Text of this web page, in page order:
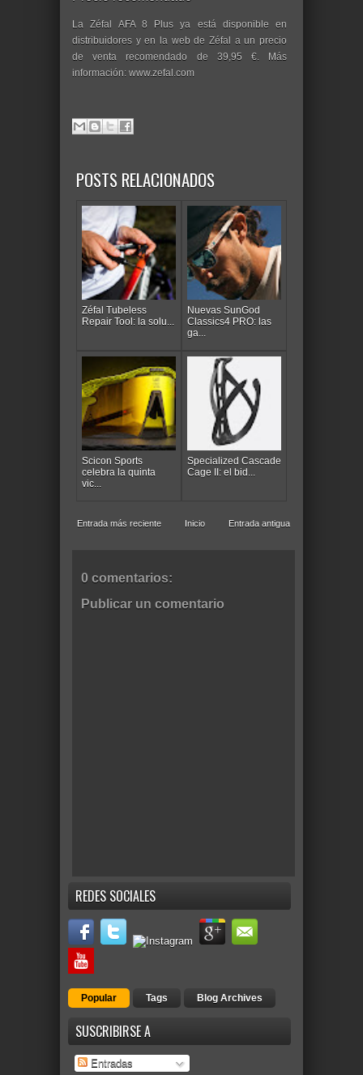
La Zéfal AFA 8 Plus ya está disponible en
distribuidores y en la web de Zéfal a un precio
de venta recomendado de 39,95 €. Más
información: www.zefal.com
POSTS RELACIONADOS
Zéfal Tubeless
Repair Tool: la solu...
Nuevas SunGod
Classics4 PRO: las
ga...
Scicon Sports
celebra la quinta
vic...
Specialized Cascade
Cage II: el bid...
Entrada más reciente Entrada antigua
Inicio
0 comentarios:
Publicar un comentario
REDES SOCIALES
Popular Tags Blog Archives
SUSCRIBIRSE A
Entradas